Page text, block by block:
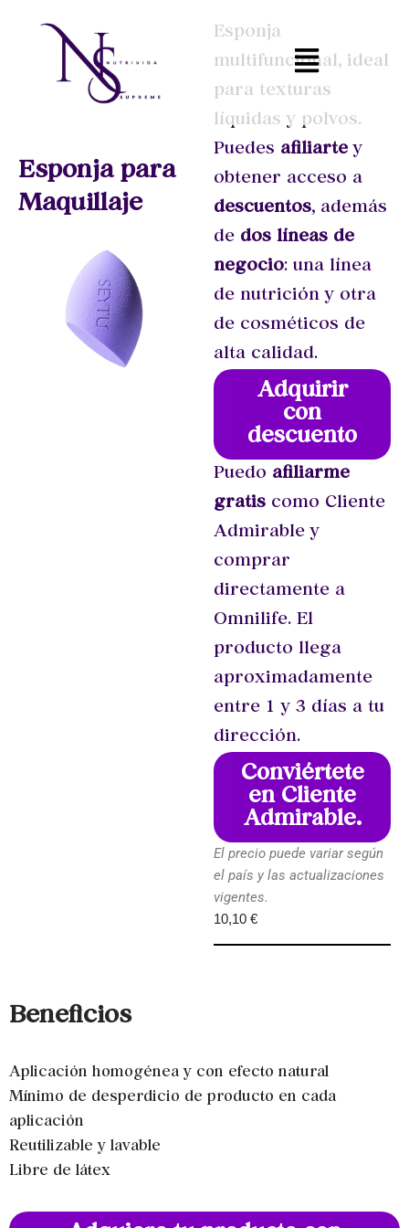
Esponja para
Maquillaje
Esponja
multifuncional, ideal
para texturas
líquidas y polvos.
Puedes afiliarte y
obtener acceso a
descuentos, además
de dos líneas de
negocio: una línea
de nutrición y otra
de cosméticos de
alta calidad.
Adquirir
con
descuento
Puedo afiliarme
gratis como Cliente
Admirable y
comprar
directamente a
Omnilife. El
producto llega
aproximadamente
entre 1 y 3 días a tu
dirección.
Conviértete
en Cliente
Admirable.
El precio puede variar según
el país y las actualizaciones
vigentes.
10,10 €
Beneficios
Aplicación homogénea y con efecto natural
Mínimo de desperdicio de producto en cada
aplicación
Reutilizable y lavable
Libre de látex